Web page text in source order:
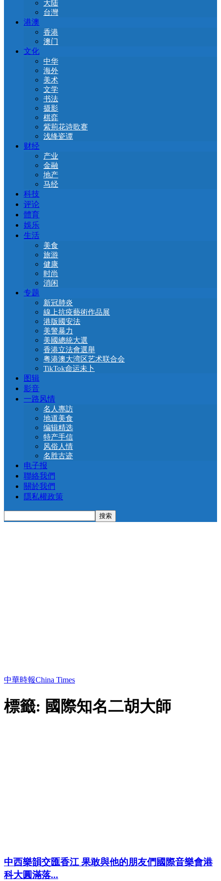
大陆
台灣
港澳
香港
澳门
文化
中华
海外
美术
文学
书法
摄影
棋弈
紫荊花诗歌赛
浅绛瓷谭
财经
产业
金融
地产
马经
科技
评论
體育
娛乐
生活
美食
旅游
健康
时尚
消闲
专题
新冠肺炎
線上抗疫藝術作品展
港版國安法
美警暴力
美國總統大選
香港立法會選舉
粤港澳大湾区艺术联合会
TikTok命运未卜
图辑
影音
一路风情
名人專訪
地道美食
编辑精选
特产手信
风俗人情
名胜古迹
电子报
聯絡我們
關於我們
隱私權政策
中華時報China Times
標籤: 國際知名二胡大師
中西樂韻交匯香江 果敢與他的朋友們國際音樂會港
科大圓滿落...